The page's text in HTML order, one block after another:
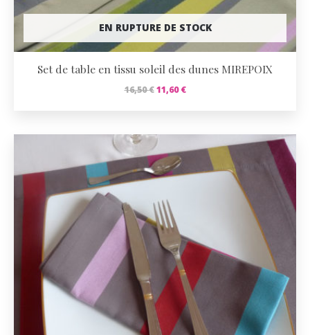
EN RUPTURE DE STOCK
Set de table en tissu soleil des dunes MIREPOIX
16,50€ Le
16,50 €.
11,60€Le
11,60 €.